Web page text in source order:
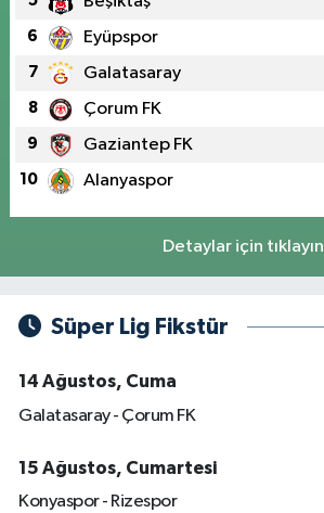
6 Eyüpspor
7 Galatasaray
8 Çorum FK
9 Gaziantep FK
10 Alanyaspor
Detaylar için tıklayın
Süper Lig Fikstür
14 Ağustos, Cuma
Galatasaray - Çorum FK
15 Ağustos, Cumartesi
Konyaspor - Rizespor